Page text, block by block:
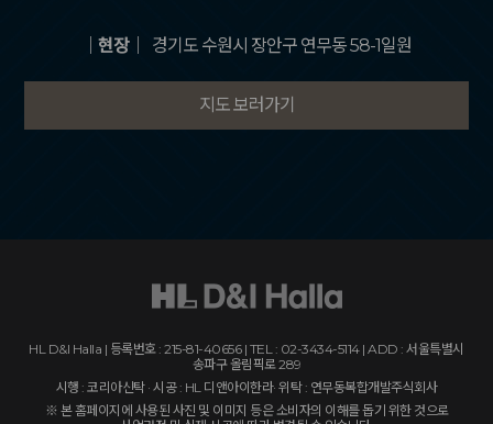
｜현장｜ 경기도 수원시 장안구 연무동 58-1일원
지도 보러가기
HL D&I Halla | 등록번호 : 215-81-40656 | TEL : 02-3434-5114 | ADD : 서울특별시
송파구 올림픽로 289
시행 : 코리아신탁 · 시공 : HL 디앤아이한라· 위탁 : 연무동복합개발주식회사
※ 본 홈페이지에 사용된 사진 및 이미지 등은 소비자의 이해를 돕기 위한 것으로